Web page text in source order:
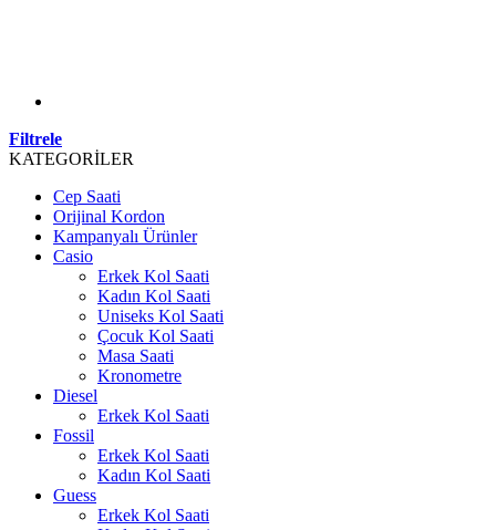
Filtrele
KATEGORİLER
Cep Saati
Orijinal Kordon
Kampanyalı Ürünler
Casio
Erkek Kol Saati
Kadın Kol Saati
Uniseks Kol Saati
Çocuk Kol Saati
Masa Saati
Kronometre
Diesel
Erkek Kol Saati
Fossil
Erkek Kol Saati
Kadın Kol Saati
Guess
Erkek Kol Saati